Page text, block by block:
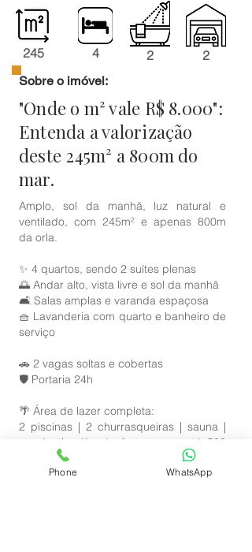
245 4 2 2
Sobre o imóvel:
"Onde o m² vale R$ 8.000":
Entenda a valorização
deste 245m² a 800m do
mar.
Amplo, sol da manhã, luz natural e
ventilado, com 245m² e apenas 800m
da orla.
✨ 4 quartos, sendo 2 suítes plenas
🌅 Andar alto, vista livre e sol da manhã
🛋 Salas amplas e varanda espaçosa
🧺 Lavanderia com quarto e banheiro de
serviço
🚗 2 vagas soltas e cobertas
🛡 Portaria 24h
🌴 Área de lazer completa:
2 piscinas | 2 churrasqueiras | sauna |
quadra | salão de festas para até 500
pessoas | academia | salão de jogos +
play em atualização
Phone WhatsApp